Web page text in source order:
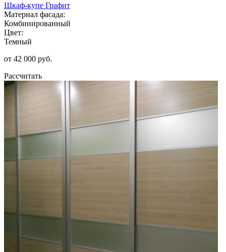
Шкаф-купе Графит
Материал фасада:
Комбинированный
Цвет:
Темный
от 42 000 руб.
Рассчитать